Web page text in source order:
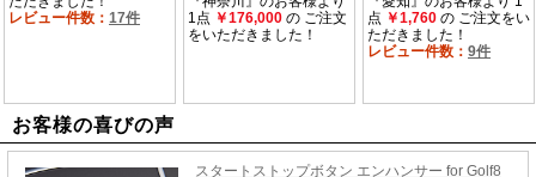
お客様の喜びの声